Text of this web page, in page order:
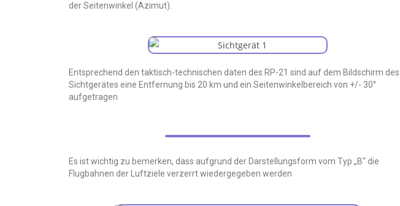
der Seitenwinkel (Azimut).
Entsprechend den taktisch-technischen daten des RP-21 sind auf dem Bildschirm des
Sichtgerätes eine Entfernung bis 20 km und ein Seitenwinkelbereich von +/- 30°
aufgetragen
Es ist wichtig zu bemerken, dass aufgrund der Darstellungsform vom Typ „B“ die
Flugbahnen der Luftziele verzerrt wiedergegeben werden